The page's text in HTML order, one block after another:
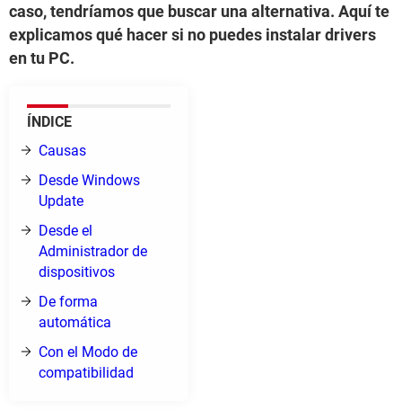
caso, tendríamos que buscar una alternativa. Aquí te
explicamos qué hacer si no puedes instalar drivers
en tu PC.
ÍNDICE
Causas
Desde Windows
Update
Desde el
Administrador de
dispositivos
De forma
automática
Con el Modo de
compatibilidad